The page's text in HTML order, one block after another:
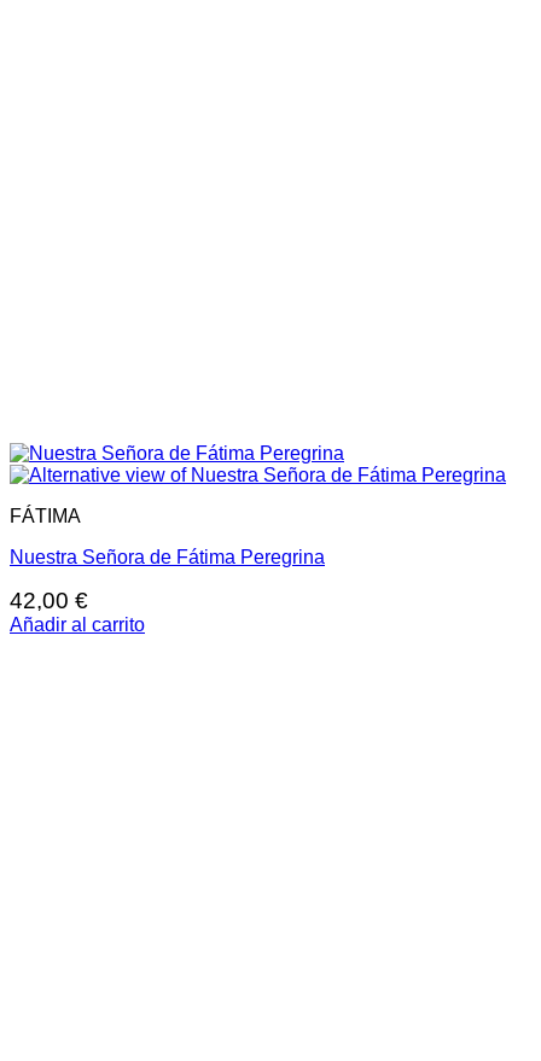
FÁTIMA
Nuestra Señora de Fátima Peregrina
42,00 €
Añadir al carrito